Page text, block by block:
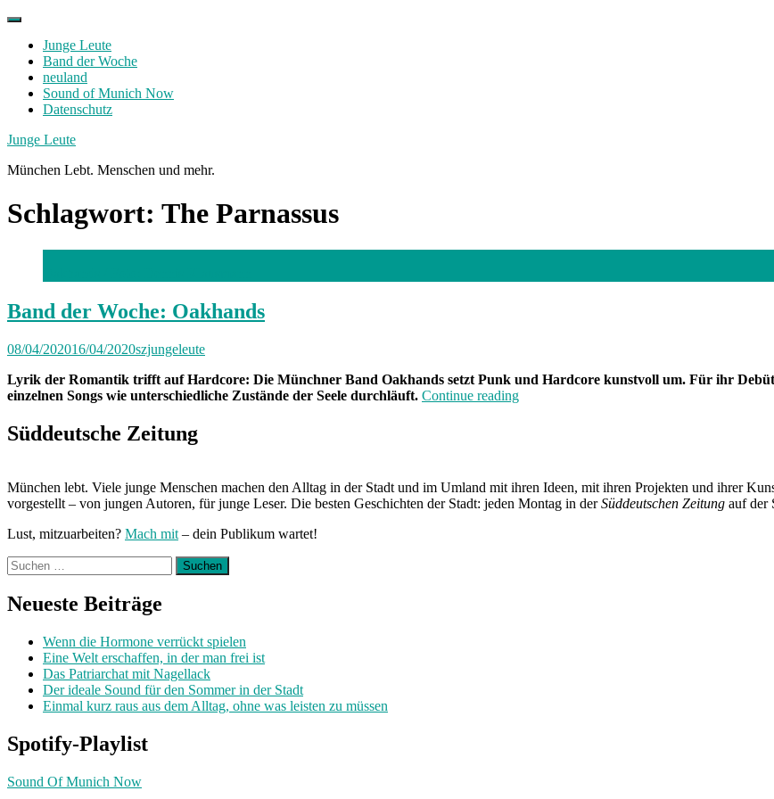
Skip
contentJunge Leute
Band der Woche
neuland
Sound of Munich Now
Datenschutz
Facebook
Twitter
Instagram
Junge Leute
München Lebt. Menschen und mehr.
Schlagwort: The Parnassus
Band der Woche: Oakhands
08/04/202016/04/2020szjungeleute
Lyrik der Romantik trifft auf Hardcore: Die Münchner Band Oakhands setzt Punk und Hardcore kunstvoll um. Für ihr
einzelnen Songs wie unterschiedliche Zustände der Seele durchläuft. Continue reading„Band
Süddeutsche Zeitung
München lebt. Viele junge Menschen machen den Alltag in der Stadt und im Umland mit ihren Ideen, mit ihren Projekten und ihrer
vorgestellt – von jungen Autoren, für junge Leser. Die besten Geschichten der Stadt: jeden Montag in derSüddeutschen Zeitung auf der
Lust, mitzuarbeiten? Mach mit – dein Publikum wartet!
Suchen
nach:
Neueste Beiträge
Wenn die Hormone verrückt spielen
Eine Welt erschaffen, in der man frei ist
Das Patriarchat mit Nagellack
Der ideale Sound für den Sommer in der Stadt
Einmal kurz raus aus dem Alltag, ohne was leisten zu müssen
Spotify-Playlist
Sound Of Munich Now